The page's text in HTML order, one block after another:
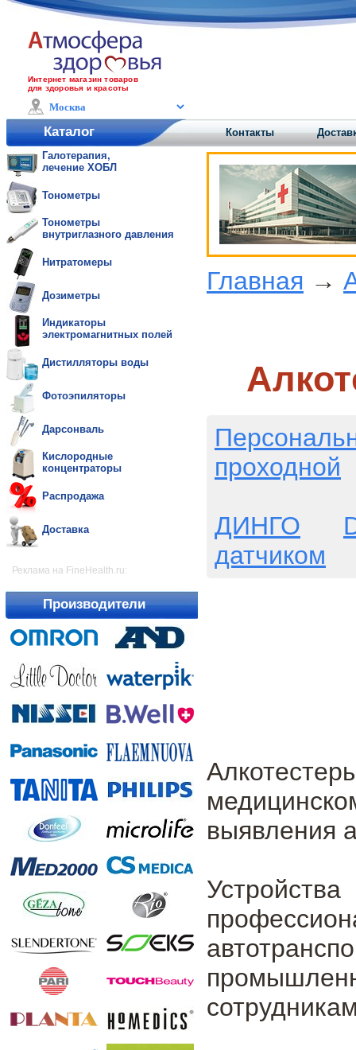
Интернет магазин товаров
для здоровья и красоты
Каталог Контакты
Галотерапия,
лечение ХОБЛ
Тонометры
Тонометры
внутриглазного давления
Нитратомеры
Дозиметры
Индикаторы
электромагнитных полей
Дистилляторы воды
Фотоэпиляторы
Дарсонваль
Кислородные
концентраторы
Распродажа
Доставка
Реклама на FineHealth.ru:
Производители
Главная →
проходной
ДИНГО
датчиком
выявления